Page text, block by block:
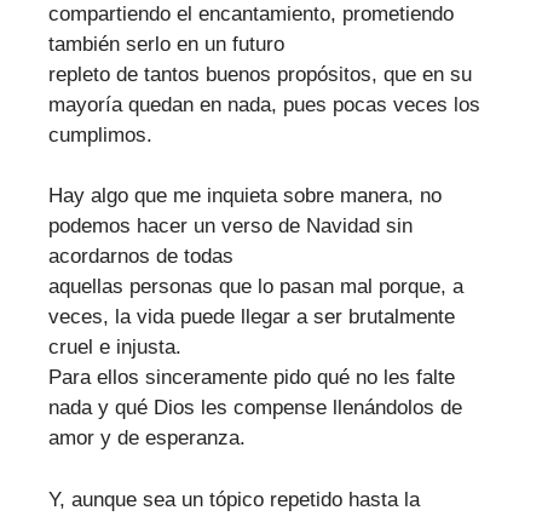
compartiendo el encantamiento, prometiendo
también serlo en un futuro
repleto de tantos buenos propósitos, que en su
mayoría quedan en nada, pues pocas veces los
cumplimos.
Hay algo que me inquieta sobre manera, no
podemos hacer un verso de Navidad sin
acordarnos de todas
aquellas personas que lo pasan mal porque, a
veces, la vida puede llegar a ser brutalmente
cruel e injusta.
Para ellos sinceramente pido qué no les falte
nada y qué Dios les compense llenándolos de
amor y de esperanza.
Y, aunque sea un tópico repetido hasta la